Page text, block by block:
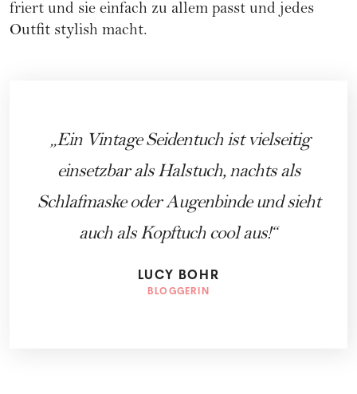
friert und sie einfach zu allem passt und jedes
Outfit stylish macht.
Ein Vintage Seidentuch ist vielseitig
einsetzbar als Halstuch, nachts als
Schlafmaske oder Augenbinde und sieht
auch als Kopftuch cool aus!
LUCY BOHR
BLOGGERIN